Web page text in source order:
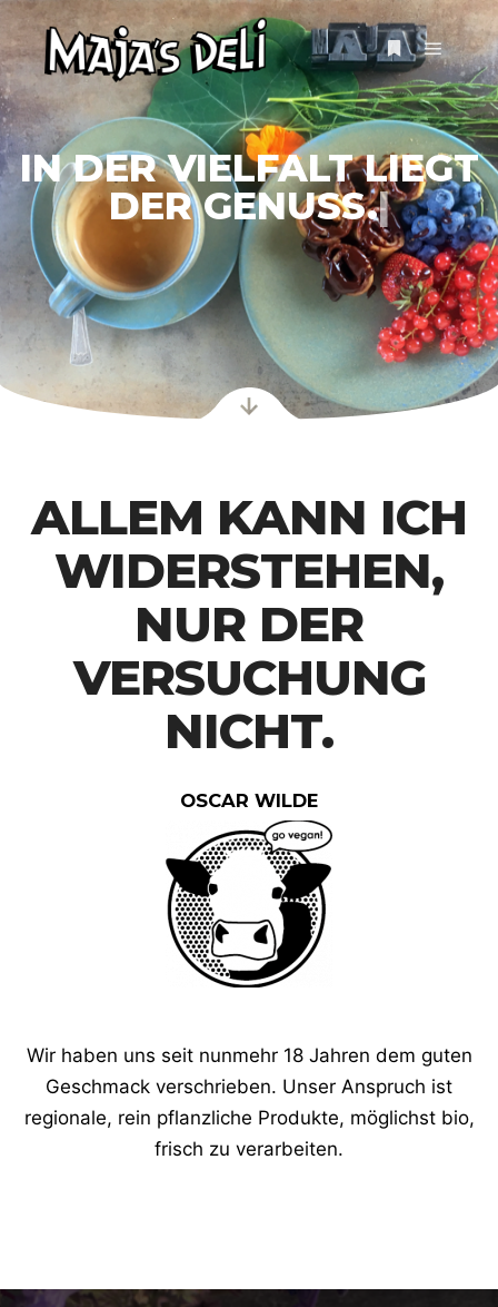
IN DER VIELFALT LIEGT
DER GENUSS.|
ALLEM KANN ICH
WIDERSTEHEN,
NUR DER
VERSUCHUNG
NICHT.
OSCAR WILDE
Wir haben uns seit nunmehr 18 Jahren dem guten
Geschmack verschrieben. Unser Anspruch ist
regionale, rein pflanzliche Produkte, möglichst bio,
frisch zu verarbeiten.